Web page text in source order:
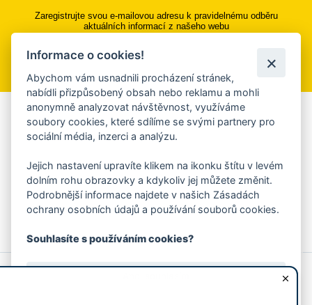
Zaregistrujte svou e-mailovou adresu k pravidelnému odběru
aktuálních informací z našeho webu
Přihlásit se k odběru
Aplikace Mobilní rozhlas
Chcete dostávat do svého mobilu či mailu upozornění na
ankety, pozvánky na kulturní a sportovní akce?
Více informací o aplikaci
© 2026 Magistrát města Zlína
Prohlášení o používání cookies
Informace o cookies!
Abychom vám usnadnili procházení stránek,
nabídli přizpůsobený obsah nebo reklamu a mohli
anonymně analyzovat návštěvnost, využíváme
soubory cookies, které sdílíme se svými partnery pro
sociální média, inzerci a analýzu.
Jejich nastavení upravíte klikem na ikonku štítu v levém
dolním rohu obrazovky a kdykoliv jej můžete změnit.
Podrobnější informace najdete v našich Zásadách
ochrany osobních údajů a používání souborů cookies.
Souhlasíte s používáním cookies?